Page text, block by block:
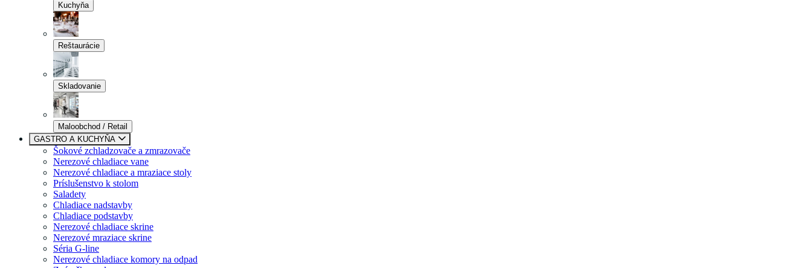
Kuchyňa
Reštaurácie
Skladovanie
Maloobchod / Retail
GASTRO A KUCHYŇA
Šokové zchladzovače a zmrazovače
Nerezové chladiace vane
Nerezové chladiace a mraziace stoly
Príslušenstvo k stolom
Saladety
Chladiace nadstavby
Chladiace podstavby
Nerezové chladiace skrine
Nerezové mraziace skrine
Séria G-line
Nerezové chladiace komory na odpad